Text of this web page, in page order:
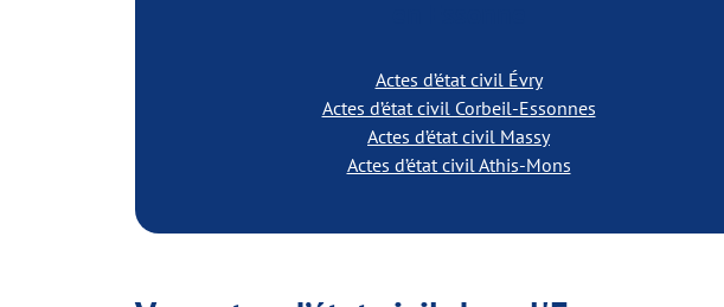
Actes d’état civil Évry
Actes d’état civil Corbeil-Essonnes
Actes d’état civil Massy
Actes d’état civil Athis-Mons